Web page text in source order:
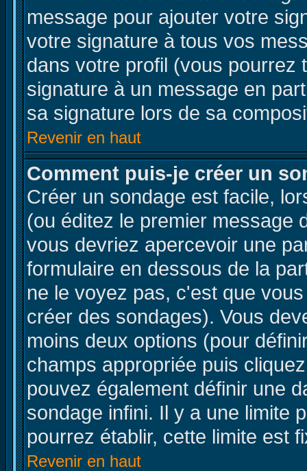
message pour ajouter votre
votre signature à tous vos
dans votre profil (vous pourrez
signature à un message en
sa signature lors de sa
Revenir en haut
Comment puis-je créer un
Créer un sondage est facile,
(ou éditez le premier message
vous devriez apercevoir une
formulaire en dessous de la
ne le voyez pas, c'est que
créer des sondages). Vous
moins deux options (pour
champs appropriée puis
pouvez également définir une
sondage infini. Il y a une limite
pourrez établir, cette limite est
Revenir en haut